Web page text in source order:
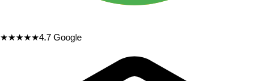
★★★★★4.7 Google